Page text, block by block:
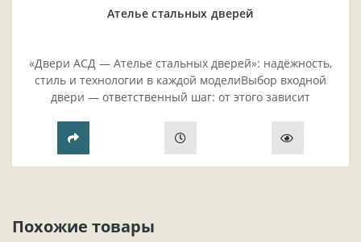
Ателье стальных дверей
«Двери АСД — Ателье стальных дверей»: надёжность,
стиль и технологии в каждой моделиВыбор входной
двери — ответственный шаг: от этого зависит
прихожей..
Похожие товары